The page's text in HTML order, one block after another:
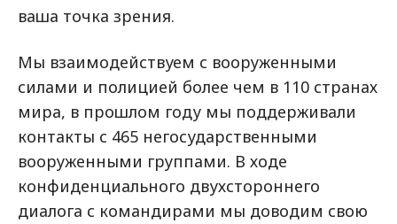
ваша точка зрения.
Мы взаимодействуем с вооруженными
силами и полицией более чем в 110 странах
мира, в прошлом году мы поддерживали
контакты с 465 негосударственными
вооруженными группами. В ходе
конфиденциального двухстороннего
диалога с командирами мы доводим свою